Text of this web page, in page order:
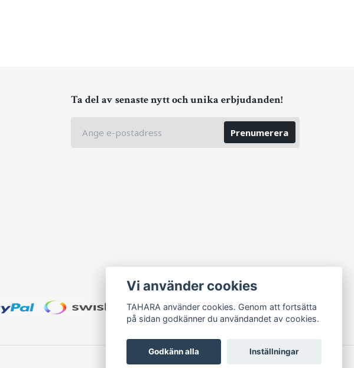
Ta del av senaste nytt och unika erbjudanden!
Prenumerera
Vi använder cookies
TAHARA använder cookies. Genom att fortsätta
på sidan godkänner du användandet av cookies.
Godkänn alla Inställningar